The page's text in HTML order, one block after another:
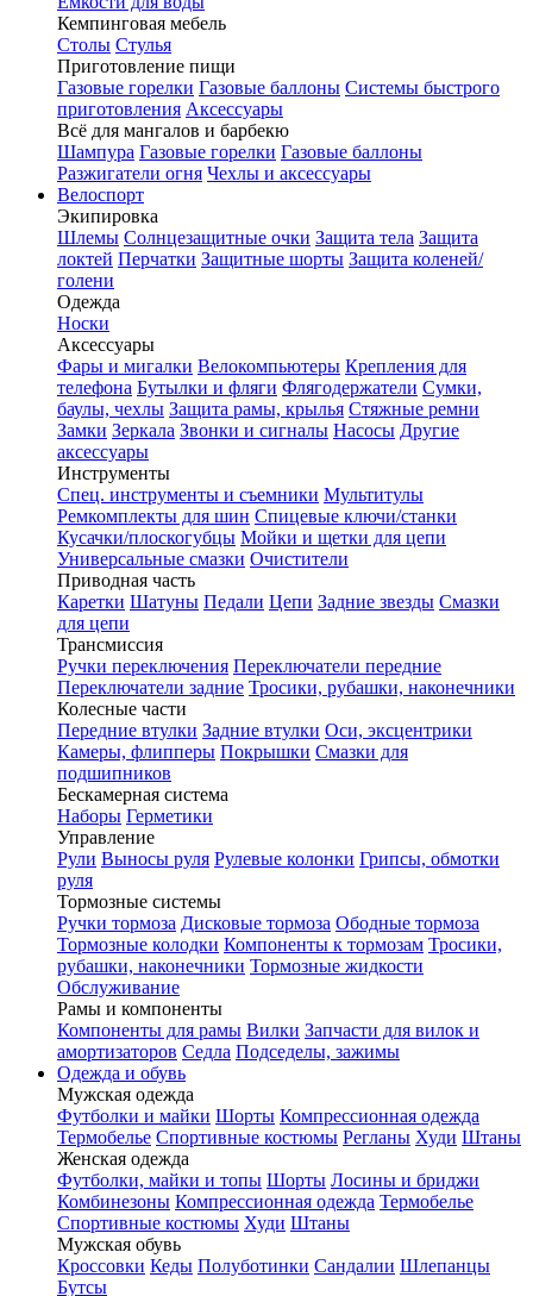
Кемпинговая мебель
Столы Стулья
Приготовление пищи
Газовые горелки Газовые баллоны Системы быстрого
приготовления Аксессуары
Всё для мангалов и барбекю
Шампура Газовые горелки Газовые баллоны
Разжигатели огня Чехлы и аксессуары
Велоспорт
Экипировка
Шлемы Солнцезащитные очки Защита тела Защита
локтей Перчатки Защитные шорты Защита коленей/
голени
Одежда
Носки
Аксессуары
Фары и мигалки Велокомпьютеры Крепления для
телефона Бутылки и фляги Флягодержатели Сумки,
баулы, чехлы Защита рамы, крылья Стяжные ремни
Замки Зеркала Звонки и сигналы Насосы Другие
аксессуары
Инструменты
Спец. инструменты и съемники Мультитулы
Ремкомплекты для шин Спицевые ключи/станки
Кусачки/плоскогубцы Мойки и щетки для цепи
Универсальные смазки Очистители
Приводная часть
Каретки Шатуны Педали Цепи Задние звезды Смазки
для цепи
Трансмиссия
Ручки переключения Переключатели передние
Переключатели задние Тросики, рубашки, наконечники
Колесные части
Передние втулки Задние втулки Оси, эксцентрики
Камеры, флипперы Покрышки Смазки для
подшипников
Бескамерная система
Наборы Герметики
Управление
Рули Выносы руля Рулевые колонки Грипсы, обмотки
руля
Тормозные системы
Ручки тормоза Дисковые тормоза Ободные тормоза
Тормозные колодки Компоненты к тормозам Тросики,
рубашки, наконечники Тормозные жидкости
Обслуживание
Рамы и компоненты
Компоненты для рамы Вилки Запчасти для вилок и
амортизаторов Седла Подседелы, зажимы
Одежда и обувь
Мужская одежда
Футболки и майки Шорты Компрессионная одежда
Термобелье Спортивные костюмы Регланы Худи Штаны
Женская одежда
Футболки, майки и топы Шорты Лосины и бриджи
Комбинезоны Компрессионная одежда Термобелье
Спортивные костюмы Худи Штаны
Мужская обувь
Кроссовки Кеды Полуботинки Сандалии Шлепанцы
Бутсы